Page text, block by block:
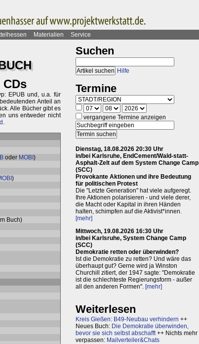
Materialien
Service
EPUB und, u.a. für
Anteil an
Alle Bücher gibt es
uns entweder nicht
.
oder MOBI )
)
Buch)
Suchen
Hilfe
Termine
vergangene Termine anzeigen
Dienstag, 18.08.2026 20:30 Uhr
in/bei Karlsruhe, EndCement/Wald-statt-
Asphalt-Zelt auf dem System Change Camp
(SCC)
Provokante Aktionen und ihre Bedeutung
für politischen Protest
Die "Letzte Generation" hat viele aufgeregt.
Ihre Aktionen polarisieren - und viele derer,
die Macht oder Kapital in ihren Händen
halten, schimpfen auf die Aktivist*innen.
[mehr]
Mittwoch, 19.08.2026 16:30 Uhr
in/bei Karlsruhe, System Change Camp
(SCC)
Demokratie retten oder überwinden?
Ist die Demokratie zu retten? Und wäre das
überhaupt gut? Gerne wird ja Winston
Churchill zitiert, der 1947 sagte: "Demokratie
ist die schlechteste Regierungsform - außer
all den anderen Formen". [mehr]
Weiterlesen
Kreis Gießen: B49-Neubau verhindern ++
Neues Buch: Die Demokratie überwinden,
bevor sie sich selbst abschafft++ Nichts mehr
verpassen: Mailverteiler&Chats